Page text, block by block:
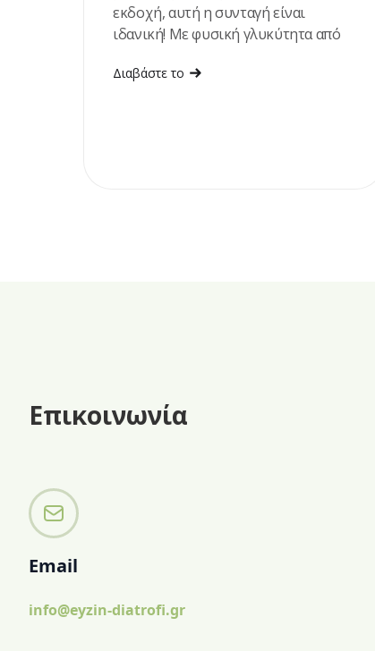
εκδοχή, αυτή η συνταγή είναι
ιδανική! Με φυσική γλυκύτητα από
πλούσια γεύση σοκολάτας και
Διαβάστε το
Επικοινωνία
Email
info@eyzin-diatrofi.gr